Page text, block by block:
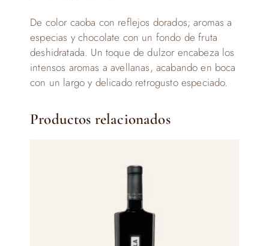
De color caoba con reflejos dorados; aromas a
especias y chocolate con un fondo de fruta
deshidratada. Un toque de dulzor encabeza los
intensos aromas a avellanas, acabando en boca
con un largo y delicado retrogusto especiado.
Productos relacionados